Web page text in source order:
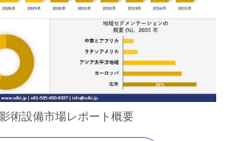
術設備市場レポート概要